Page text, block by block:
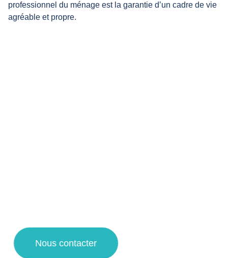
professionnel du ménage est la garantie d’un cadre de vie
agréable et propre.
Nous contacter